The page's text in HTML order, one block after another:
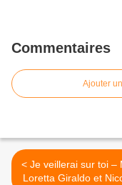
Commentaires
Ajouter
< Je veillerai sur toi – Maria
Loretta Giraldo et